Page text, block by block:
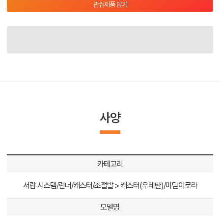
관심제품 담기
사양
카테고리
서랍 시스템/런너/캐스터/조절발 > 캐스터(우레탄)/미닫이로라
모델명